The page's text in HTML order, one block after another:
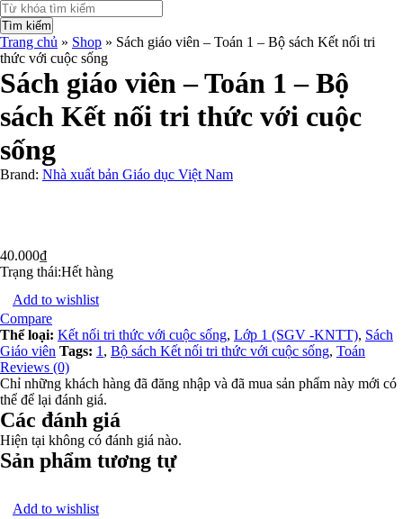
Tìm kiếm
Trang chủ » Shop » Sách giáo viên – Toán 1 – Bộ sách Kết nối tri
thức với cuộc sống
Sách giáo viên – Toán 1 – Bộ
sách Kết nối tri thức với cuộc
sống
Brand: Nhà xuất bản Giáo dục Việt Nam
40.000₫
Trạng thái:Hết hàng
Add to wishlist
Compare
Thể loại: Kết nối tri thức với cuộc sống, Lớp 1 (SGV -KNTT), Sách
Giáo viên Tags: 1 , Bộ sách Kết nối tri thức với cuộc sống, Toán
Reviews (0)
Chỉ những khách hàng đã đăng nhập và đã mua sản phẩm này mới có
thể để lại đánh giá.
Các đánh giá
Hiện tại không có đánh giá nào.
Sản phẩm tương tự
Add to wishlist